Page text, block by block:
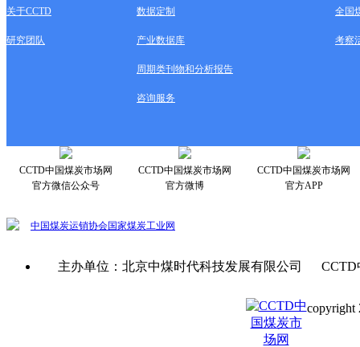
关于CCTD 数据定制 全国
研究团队 产业数据库 考察
周期类刊物和分析报告
咨询服务
CCTD中国煤炭市场网
官方微信公众号
CCTD中国煤炭市场网
官方微博
CCTD中国煤炭市场网
官方APP
中国煤炭运销协会国家煤炭工业网
主办单位：北京中煤时代科技发展有限公司
copyright